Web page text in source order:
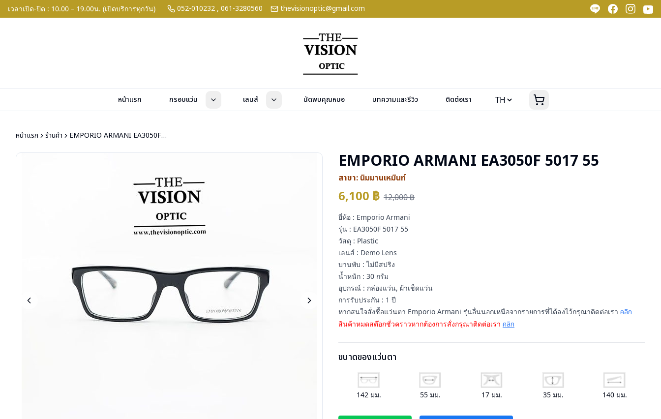
เวลาเปิด-ปิด : 10.00 – 19.00น. (เปิดบริการทุกวัน) 052-010232 , 061-3280560 thevisionoptic@gmail.com
หน้าแรก กรอบแว่น เลนส์ นัดพบคุณหมอ บทความและรีวิว ติดต่อเรา
หน้าแรก ร้านค้า EMPORIO ARMANI EA3050F 5017 55
EMPORIO ARMANI EA3050F 5017 55
สาขา: นิมมานเหมินท์
6,100 ฿ 12,000฿
ยี่ห้อ : Emporio Armani
รุ่น : EA3050F 5017 55
วัสดุ : Plastic
เลนส์ : Demo Lens
บานพับ : ไม่มีสปริง
น้ำหนัก : 30 กรัม
อุปกรณ์ : กล่องแว่น, ผ้าเช็ดแว่น
การรับประกัน : 1 ปี
หากสนใจสั่งชื้อแว่นตา Emporio Armani รุ่นอื่นนอกเหนือจากรายการที่ได้ลงไว้กรุณาติดต่อเรา คลิก
สินค้าหมดสต๊อกชั่วคราวหากต้องการสั่งกรุณาติดต่อเรา คลิก
ขนาดของแว่นตา
142 มม. 55 มม. 17มม. 35มม. 140มม.